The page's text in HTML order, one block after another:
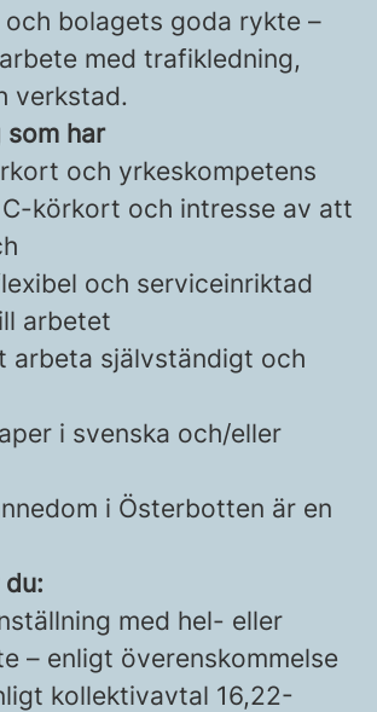
och bolagets goda rykte –
med trafikledning,
verkstad.
som har
och yrkeskompetens
C-körkort och intresse av att
och serviceinriktad
arbetet
arbeta självständigt och
i svenska och/eller
i Österbotten är en
med hel- eller
– enligt överenskommelse
kollektivavtal 16,22-